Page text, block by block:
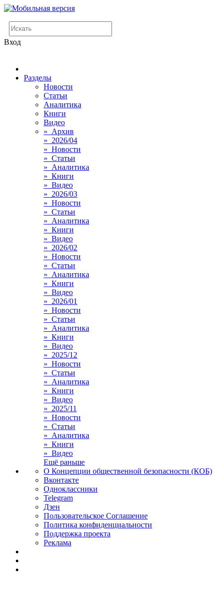
Вход
Разделы
Новости
Статьи
Аналитика
Книги
Видео
» Архив
» 2026/04
» Новости
» Статьи
» Аналитика
» Книги
» Видео
» 2026/03
» Новости
» Статьи
» Аналитика
» Книги
» Видео
» 2026/02
» Новости
» Статьи
» Аналитика
» Книги
» Видео
» 2026/01
» Новости
» Статьи
» Аналитика
» Книги
» Видео
» 2025/12
» Новости
» Статьи
» Аналитика
» Книги
» Видео
» 2025/11
» Новости
» Статьи
» Аналитика
» Книги
» Видео
Ещё раньше
О Концепции общественной безопасности (КОБ)
Вконтакте
Одноклассники
Telegram
Дзен
Пользовательское Соглашение
Политика конфиденциальности
Поддержка проекта
Реклама